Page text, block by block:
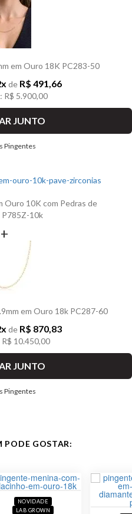
em Ouro 18K PC283-50
de R$ 491,66
R$ 5.900,00
JUNTO
Pingentes
Ouro 10K com Pedras de
P785Z-10k
+
em Ouro 18k PC287-60
de R$ 870,83
10.450,00
JUNTO
Pingentes
PODE GOSTAR:
NOVIDADE
LAB GROWN